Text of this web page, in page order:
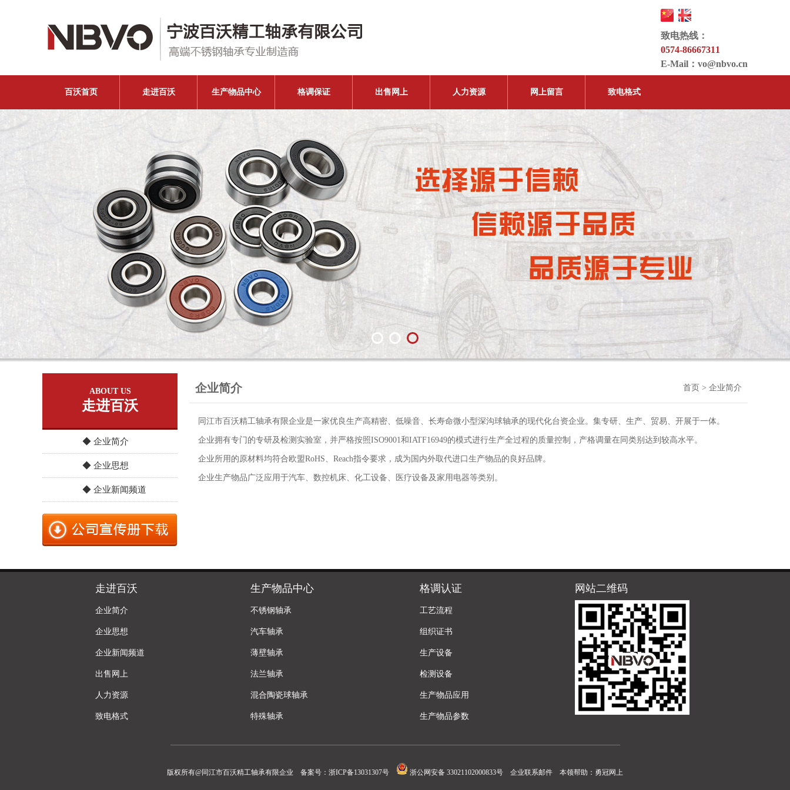
致电热线：
0574-86667311
E-Mail： vo@nbvo.cn
百沃首页 走进百沃 生产物品中心 格调保证 出售网上 人力资源 网上留言 致电格式
ABOUT US
走进百沃
◆ 企业简介
◆ 企业思想
◆ 企业新闻频道
企业简介 首页 > 企业简介
同江市百沃精工轴承有限企业是一家优良生产高精密、低噪音、长寿命微小型深沟球轴承的现代化台资企业。集专研、生产、贸易、开展于一体。
企业拥有专门的专研及检测实验室，并严格按照ISO9001和IATF16949的模式进行生产全过程的质量控制，产格调量在同类别达到较高水平。
企业所用的原材料均符合欧盟RoHS、Reach指令要求，成为国内外取代进口生产物品的良好品牌。
企业生产物品广泛应用于汽车、数控机床、化工设备、医疗设备及家用电器等类别。
走进百沃
企业简介
企业思想
企业新闻频道
出售网上
人力资源
致电格式
生产物品中心
不锈钢轴承
汽车轴承
薄壁轴承
法兰轴承
混合陶瓷球轴承
特殊轴承
格调认证
工艺流程
组织证书
生产设备
检测设备
生产物品应用
生产物品参数
网站二维码
版权所有@同江市百沃精工轴承有限企业 备案号： 浙ICP备13031307号 浙公网安备 33021102000833号 企业联系邮件 本领帮助： 勇冠网上